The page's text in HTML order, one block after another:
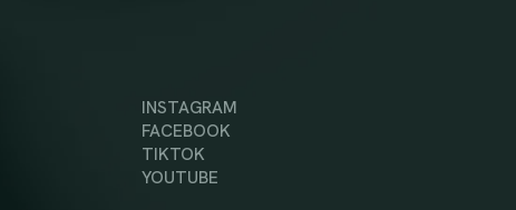
INSTAGRAM
FACEBOOK
TIKTOK
YOUTUBE